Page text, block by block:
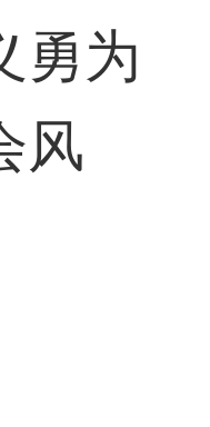
勇为
风